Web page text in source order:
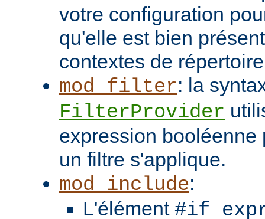
votre configuration
qu'elle est bien
contextes de
mod_filter: la
FilterProvider
expression booléenne
un filtre s'applique.
mod_include:
L'élément #if